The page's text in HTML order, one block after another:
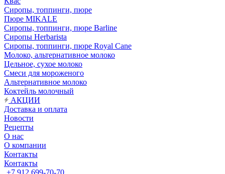
Сиропы, топпинги, пюре
Пюре MIKALE
Сиропы, топпинги, пюре Barline
Сиропы Herbarista
Сиропы, топпинги, пюре Royal Cane
Молоко, альтернативное молоко
Цельное, сухое молоко
Смеси для мороженого
Альтернативное молоко
Коктейль молочный
АКЦИИ
Доставка и оплата
Новости
Рецепты
О нас
О компании
Контакты
Контакты
+7 912 699-70-70